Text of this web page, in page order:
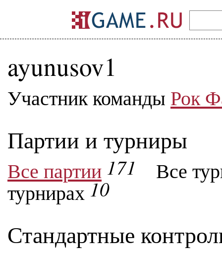
ayunusov1
Участник команды Рок
Партии и турниры
Все партии 171
Все
турнирах10
Стандартные